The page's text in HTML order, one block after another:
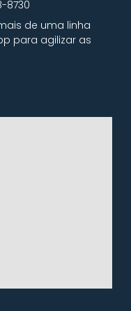
8730
de uma linha
para agilizar as